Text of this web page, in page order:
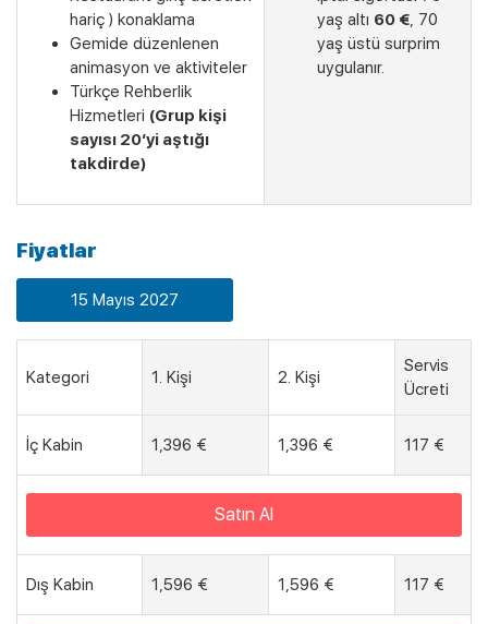
hariç ) konaklama
Gemide düzenlenen
animasyon ve aktiviteler
Türkçe Rehberlik
Hizmetleri (Grup kişi
sayısı 20’yi aştığı
takdirde)
yaş altı 60 €, 70
yaş üstü surprim
uygulanır.
Fiyatlar
15 Mayıs 2027
Kategori 1. Kişi 2. Kişi
Servis
Ücreti
İç Kabin 1,396 € 1,396 € 117 €
Satın Al
Dış Kabin 1,596 € 1,596 € 117 €